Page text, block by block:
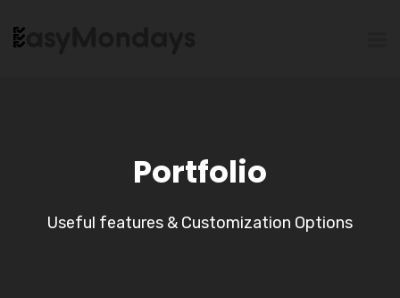
Portfolio
Useful features & Customization Options